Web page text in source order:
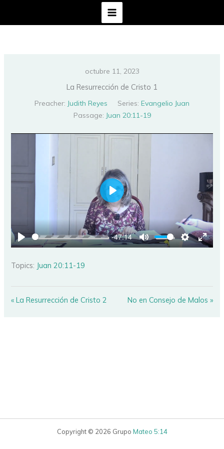
octubre 11, 2023
La Resurrección de Cristo 1
Preacher: Judith Reyes Series: Evangelio Juan
Passage: Juan 20:11-19
PLAY
-47:14
MUTE SETTINGS
PLAY
Topics: Juan 20:11-19
« La Resurrección de Cristo 2 No en Consejo de Malos »
Copyright © 2026 Grupo Mateo 5:14